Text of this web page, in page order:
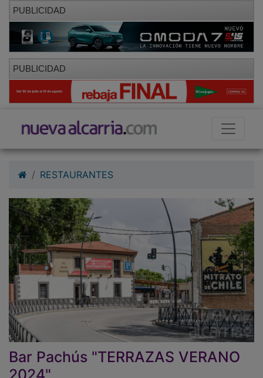
PUBLICIDAD
PUBLICIDAD
RESTAURANTES
Bar Pachús "TERRAZAS VERANO
2024"